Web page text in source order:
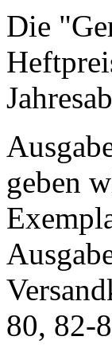
Die
geben
80, 82-